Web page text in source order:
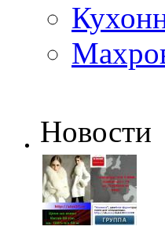
Новости